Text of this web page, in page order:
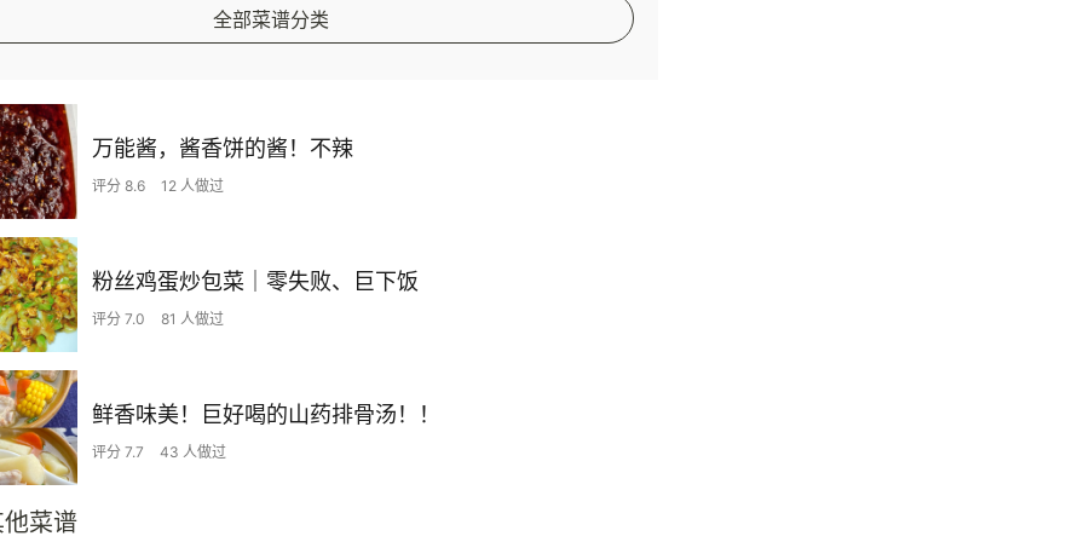
全部菜谱分类
万能酱，酱香饼的酱！不辣
评分 8.6 12 人做过
粉丝鸡蛋炒包菜｜零失败、巨下饭
评分 7.0 81 人做过
鲜香味美！巨好喝的山药排骨汤！！
评分 7.7 43 人做过
菜谱